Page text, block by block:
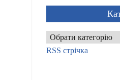
Категорії
RSS стрічка